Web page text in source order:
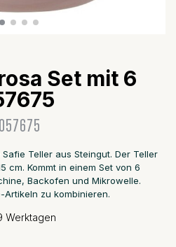
Set mit 6
Teller aus Steingut. Der Teller
cm. Kommt in einem Set von 6
Backofen und Mikrowelle.
zu kombinieren.
Werktagen